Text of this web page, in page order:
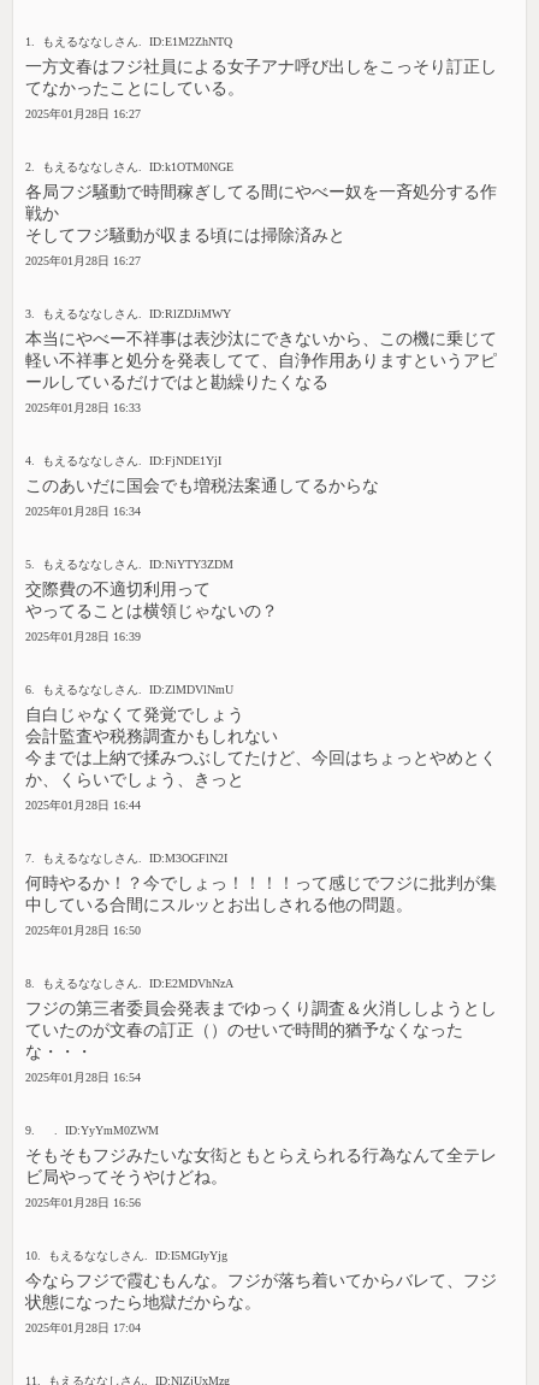
1. もえるななしさん. ID:E1M2ZhNTQ
一方文春はフジ社員による女子アナ呼び出しをこっそり訂正し
てなかったことにしている。
2025年01月28日 16:27
2. もえるななしさん. ID:k1OTM0NGE
各局フジ騒動で時間稼ぎしてる間にやべー奴を一斉処分する作
戦か
そしてフジ騒動が収まる頃には掃除済みと
2025年01月28日 16:27
3. もえるななしさん. ID:RlZDJiMWY
本当にやべー不祥事は表沙汰にできないから、この機に乗じて
軽い不祥事と処分を発表してて、自浄作用ありますというアピ
ールしているだけではと勘繰りたくなる
2025年01月28日 16:33
4. もえるななしさん. ID:FjNDE1YjI
このあいだに国会でも増税法案通してるからな
2025年01月28日 16:34
5. もえるななしさん. ID:NiYTY3ZDM
交際費の不適切利用って
やってることは横領じゃないの？
2025年01月28日 16:39
6. もえるななしさん. ID:ZlMDVlNmU
自白じゃなくて発覚でしょう
会計監査や税務調査かもしれない
今までは上納で揉みつぶしてたけど、今回はちょっとやめとく
か、くらいでしょう、きっと
2025年01月28日 16:44
7. もえるななしさん. ID:M3OGFlN2I
何時やるか！？今でしょっ！！！！って感じでフジに批判が集
中している合間にスルッとお出しされる他の問題。
2025年01月28日 16:50
8. もえるななしさん. ID:E2MDVhNzA
フジの第三者委員会発表までゆっくり調査＆火消ししようとし
ていたのが文春の訂正（）のせいで時間的猶予なくなった
な・・・
2025年01月28日 16:54
9. . ID:YyYmM0ZWM
そもそもフジみたいな女衒ともとらえられる行為なんて全テレ
ビ局やってそうやけどね。
2025年01月28日 16:56
10. もえるななしさん. ID:I5MGIyYjg
今ならフジで霞むもんな。フジが落ち着いてからバレて、フジ
状態になったら地獄だからな。
2025年01月28日 17:04
11. もえるななしさん. ID:NlZjUxMzg